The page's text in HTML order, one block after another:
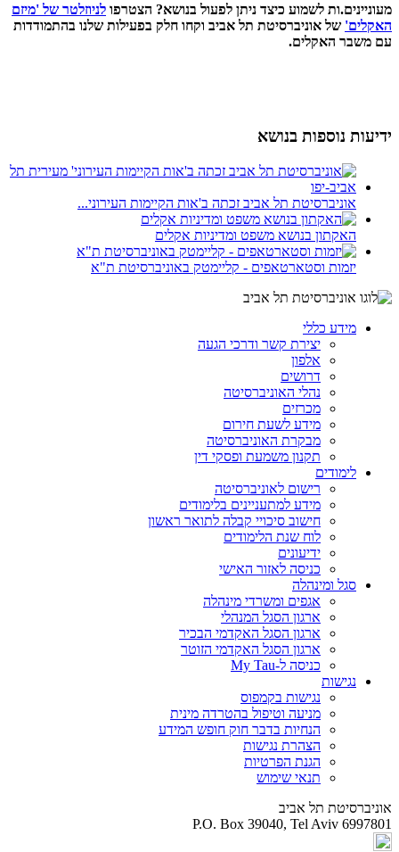
מעוניינים.ות לשמוע כיצד ניתן לפעול בנושא? הצטרפו לניוזלטר של 'מיזם
האקלים' של אוניברסיטת תל אביב וקחו חלק בפעילות שלנו בהתמודדות
עם משבר האקלים.
ידיעות נוספות בנושא
אוניברסיטת תל אביב זכתה ב'אות הקיימות העירוני...
האקתון בנושא משפט ומדיניות אקלים
יזמות וסטארטאפים - קליימטק באוניברסיטת ת"א
מידע כללי
יצירת קשר ודרכי הגעה
אלפון
דרושים
נהלי האוניברסיטה
מכרזים
מידע לשעת חירום
מבקרת האוניברסיטה
תקנון משמעת ופסקי דין
לימודים
רישום לאוניברסיטה
מידע למתעניינים בלימודים
חישוב סיכויי קבלה לתואר ראשון
לוח שנת הלימודים
ידיעונים
כניסה לאזור האישי
סגל ומינהלה
אגפים ומשרדי מינהלה
ארגון הסגל המנהלי
ארגון הסגל האקדמי הבכיר
ארגון הסגל האקדמי הזוטר
כניסה ל-My Tau
נגישות
נגישות בקמפוס
מניעה וטיפול בהטרדה מינית
הנחיות בדבר חוק חופש המידע
הצהרת נגישות
הגנת הפרטיות
תנאי שימוש
אוניברסיטת תל אביב
P.O. Box 39040, Tel Aviv 6997801